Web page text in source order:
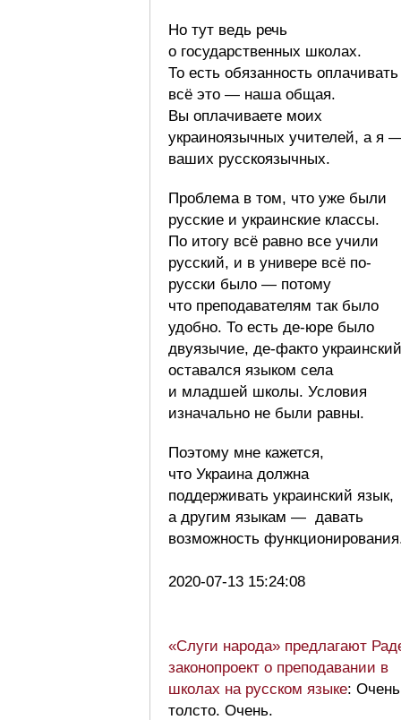
Но тут ведь речь
о государственных школах.
То есть обязанность оплачивать
всё это — наша общая.
Вы оплачиваете моих
украиноязычных учителей, а я
ваших русскоязычных.
Проблема в том, что уже были
русские и украинские классы.
По итогу всё равно все учили
русский, и в универе всё по-
русски было — потому
что преподавателям так было
удобно. То есть де-юре было
двуязычие, де-факто украинский
оставался языком села
и младшей школы. Условия
изначально не были равны.
Поэтому мне кажется,
что Украина должна
поддерживать украинский язык,
а другим языкам — давать
возможность
2020-07-13 15:24:08
«Слуги народа» предлагают
законопроект о преподавании в
школах на русском языке: Очень
толсто. Очень.